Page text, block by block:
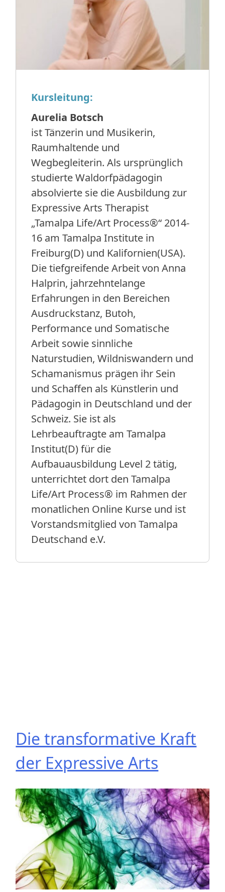
Kursleitung:
Aurelia Botsch
ist Tänzerin und Musikerin,
Raumhaltende und
Wegbegleiterin. Als ursprünglich
studierte Waldorfpädagogin
absolvierte sie die Ausbildung zur
Expressive Arts Therapist
„Tamalpa Life/Art Process®“ 2014-
16 am Tamalpa Institute in
Freiburg(D) und Kalifornien(USA).
Die tiefgreifende Arbeit von Anna
Halprin, jahrzehntelange
Erfahrungen in den Bereichen
Ausdruckstanz, Butoh,
Performance und Somatische
Arbeit sowie sinnliche
Naturstudien, Wildniswandern und
Schamanismus prägen ihr Sein
und Schaffen als Künstlerin und
Pädagogin in Deutschland und der
Schweiz. Sie ist als
Lehrbeauftragte am Tamalpa
Institut(D) für die
Aufbauausbildung Level 2 tätig,
unterrichtet dort den Tamalpa
Life/Art Process® im Rahmen der
monatlichen Online Kurse und ist
Vorstandsmitglied von Tamalpa
Deutschand e.V.
Die transformative Kraft
der Expressive Arts